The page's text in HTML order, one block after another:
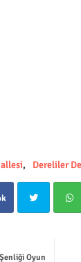
Dereliler
Oyun